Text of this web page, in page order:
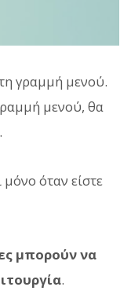
γραμμή μενού.
μενού, θα
μόνο όταν είστε
μπορούν να
.